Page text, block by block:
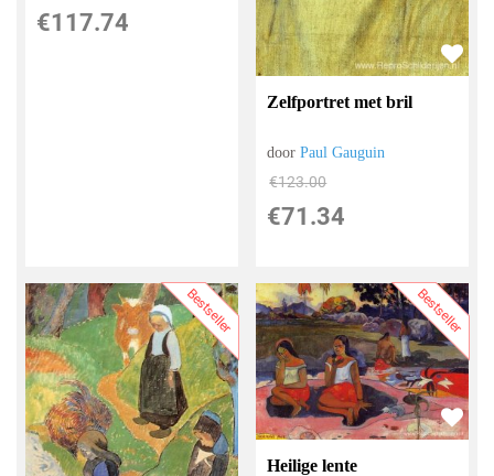
€117.74
Zelfportret met bril
doorPaul Gauguin
€123.00
€71.34
Bestseller Bestseller
Heilige lente